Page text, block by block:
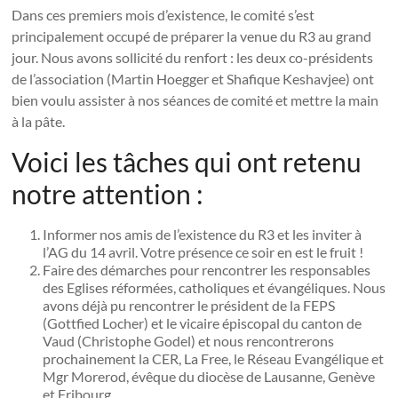
Dans ces premiers mois d’existence, le comité s’est
principalement occupé de préparer la venue du R3 au grand
jour. Nous avons sollicité du renfort : les deux co-présidents
de l’association (Martin Hoegger et Shafique Keshavjee) ont
bien voulu assister à nos séances de comité et mettre la main
à la pâte.
Voici les tâches qui ont retenu
notre attention :
Informer nos amis de l’existence du R3 et les inviter à
l’AG du 14 avril. Votre présence ce soir en est le fruit !
Faire des démarches pour rencontrer les responsables
des Eglises réformées, catholiques et évangéliques. Nous
avons déjà pu rencontrer le président de la FEPS
(Gottfied Locher) et le vicaire épiscopal du canton de
Vaud (Christophe Godel) et nous rencontrerons
prochainement la CER, La Free, le Réseau Evangélique et
Mgr Morerod, évêque du diocèse de Lausanne, Genève
et Fribourg.